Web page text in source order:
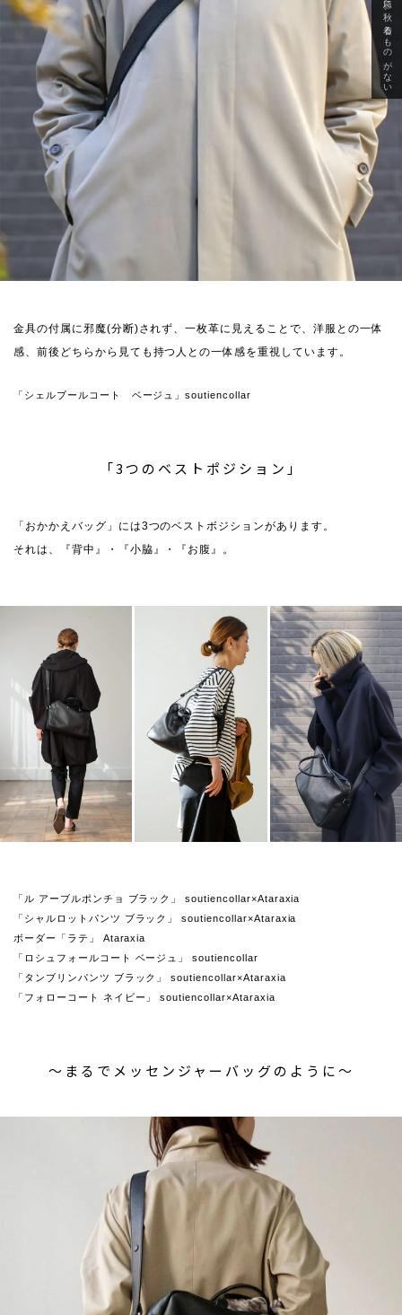
金具の付属に邪魔(分断)されず、一枚革に見えることで、洋服との一体
感、前後どちらから見ても持つ人との一体感を重視しています。
「シェルブールコート ベージュ」soutiencollar
「3つのベストポジション」
「おかかえバッグ」には3つのベストボジションがあります。
それは、『背中』・『小脇』・『お腹』。
「ル アーブルポンチョ ブラック」 soutiencollar×Ataraxia
「シャルロットパンツ ブラック」 soutiencollar×Ataraxia
ボーダー「ラテ」 Ataraxia
「ロシュフォールコート ベージュ」 soutiencollar
「タンブリンパンツ ブラック」 soutiencollar×Ataraxia
「フォローコート ネイビー」 soutiencollar×Ataraxia
〜まるでメッセンジャーバッグのように〜
急に秋、着るものがない